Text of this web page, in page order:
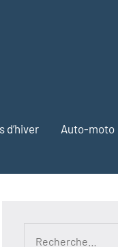
d’hiver Auto-moto